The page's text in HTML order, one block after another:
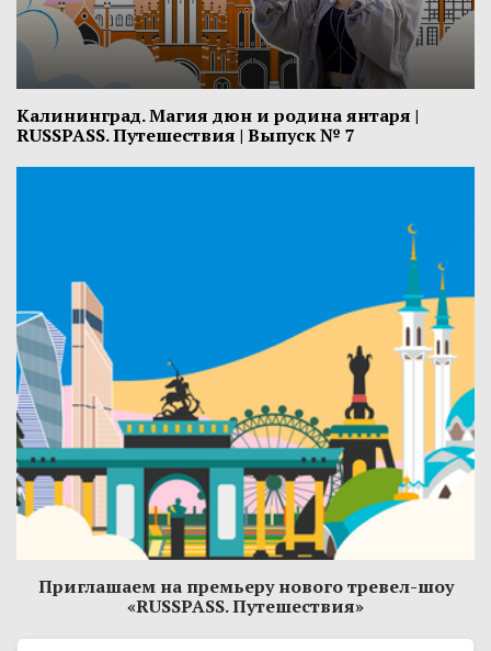
Калининград. Магия дюн и родина янтаря ​|
RUSSPASS. Путешествия | Выпуск № 7
Приглашаем на премьеру нового тревел-шоу
«RUSSPASS. Путешествия»